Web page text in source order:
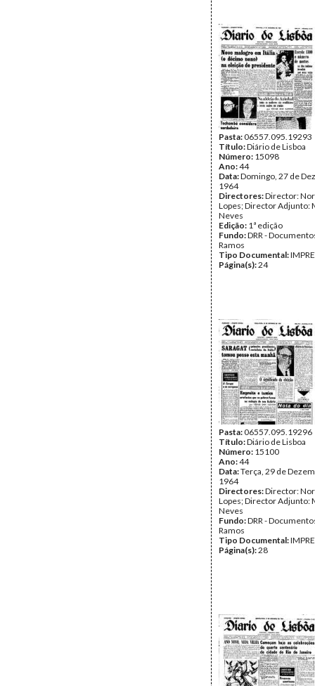
Pasta:06557.095.19293
Título:Diário de Lisboa
Número: 15098
Ano:44
Data:Domingo, 27 de
1964
Directores:Director:
Lopes; Director Adjunto:
Neves
Edição: 1ª edição
Fundo:DRR -
Ramos
Tipo Documental:
Página(s):24
Pasta:06557.095.19296
Título:Diário de Lisboa
Número: 15100
Ano:44
Data:Terça, 29 de
1964
Directores:Director:
Lopes; Director Adjunto:
Neves
Fundo:DRR -
Ramos
Tipo Documental:
Página(s):28